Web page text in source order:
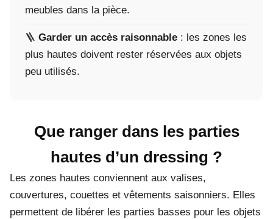
meubles dans la pièce.
🪜 Garder un accès raisonnable : les zones les
plus hautes doivent rester réservées aux objets
peu utilisés.
Que ranger dans les parties
hautes d’un dressing ?
Les zones hautes conviennent aux valises,
couvertures, couettes et vêtements saisonniers. Elles
permettent de libérer les parties basses pour les objets